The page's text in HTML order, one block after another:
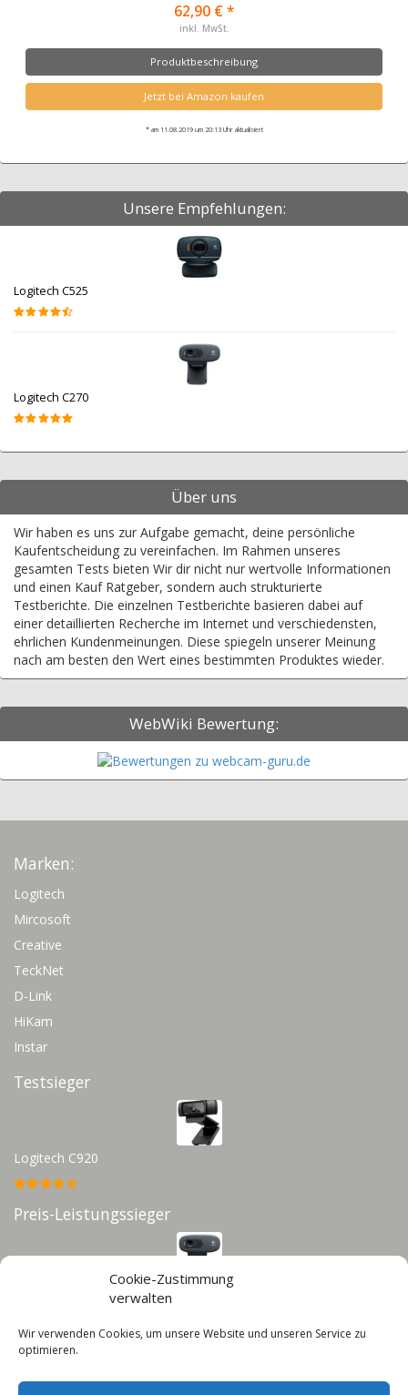
Cookie-Zustimmung
verwalten
Wir verwenden Cookies, um unsere Website und unseren Service zu
optimieren.
62,90 € *
inkl. MwSt.
Produktbeschreibung
Jetzt bei Amazon kaufen
* am 11.08.2019 um 20:13 Uhr aktualisiert
Unsere Empfehlungen:
Logitech C525
Logitech C270
Über uns
Wir haben es uns zur Aufgabe gemacht, deine persönliche
Kaufentscheidung zu vereinfachen. Im Rahmen unseres
gesamten Tests bieten Wir dir nicht nur wertvolle Informationen
und einen Kauf Ratgeber, sondern auch strukturierte
Testberichte. Die einzelnen Testberichte basieren dabei auf
einer detaillierten Recherche im Internet und verschiedensten,
ehrlichen Kundenmeinungen. Diese spiegeln unserer Meinung
nach am besten den Wert eines bestimmten Produktes wieder.
WebWiki Bewertung:
Marken:
Logitech
Mircosoft
Creative
TeckNet
D-Link
HiKam
Instar
Testsieger
Logitech C920
Preis-Leistungssieger
Infos